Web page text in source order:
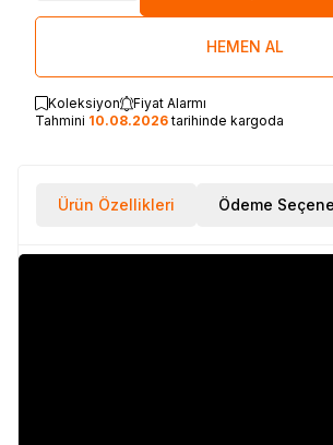
HEMEN AL
Koleksiyon
Fiyat Alarmı
Tahmini 10.08.2026tarihinde kargoda
Ürün Özellikleri Ödeme